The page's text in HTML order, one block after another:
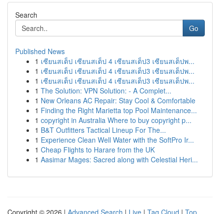
Search
Go
Published News
1 เซียนสเต็ป เซียนสเต็ป 4 เซียนสเต็ป3 เซียนสเต็ปพ...
1 เซียนสเต็ป เซียนสเต็ป 4 เซียนสเต็ป3 เซียนสเต็ปพ...
1 เซียนสเต็ป เซียนสเต็ป 4 เซียนสเต็ป3 เซียนสเต็ปพ...
1 The Solution: VPN Solution: - A Complet...
1 New Orleans AC Repair: Stay Cool & Comfortable
1 Finding the Right Marietta top Pool Maintenance...
1 copyright in Australia Where to buy copyright p...
1 B&T Outfitters Tactical Lineup For The...
1 Experience Clean Well Water with the SoftPro Ir...
1 Cheap Flights to Harare from the UK
1 Aasimar Mages: Sacred along with Celestial Heri...
Copyright © 2026 | Advanced Search | Live | Tag Cloud | Top